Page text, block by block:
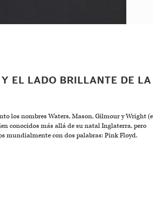
EL LADO BRILLANTE DE LA
los nombres Waters, Mason, Gilmour y Wright (e
conocidos más allá de su natal Inglaterra, pero
mundialmente con dos palabras: Pink Floyd.